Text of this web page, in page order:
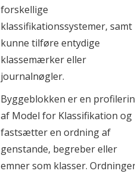
forskellige
klassifikationssystemer, samt
kunne tilføre entydige
klassemærker eller
journalnøgler.
Byggeblokken er en
af Model for Klassifikation og
fastsætter en ordning af
genstande, begreber eller
emner som klasser.